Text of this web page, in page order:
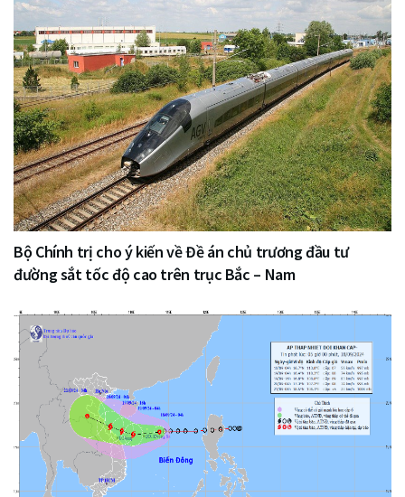
Bộ Chính trị cho ý kiến về Đề án chủ trương đầu tư
đường sắt tốc độ cao trên trục Bắc – Nam